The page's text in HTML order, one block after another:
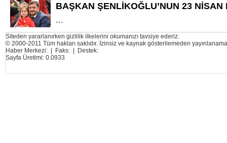
BAŞKAN ŞENLİKOĞLU’NUN 23 NİSAN
...
Siteden yararlanırken gizlilik ilkelerini okumanızı tavsiye ederiz.
© 2000-2011 Tüm hakları saklıdır. İzinsiz ve kaynak gösterilemeden
Haber Merkezi: | Faks: | Destek:
Sayfa Üretimi: 0.0933